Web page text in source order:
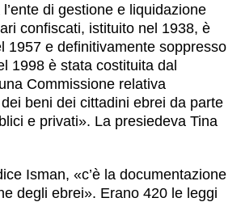
l’ente di gestione e liquidazione
confiscati, istituito nel 1938, è
1957 e definitivamente soppresso
1998 è stata costituita dal
Commissione relativa
beni dei cittadini ebrei da parte
e privati». La presiedeva Tina
Isman, «c’è la documentazione
degli ebrei». Erano 420 le leggi